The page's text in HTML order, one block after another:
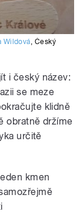
Wildová, Český
i český název:
se meze
klidně
obratně držíme
určitě
kmen